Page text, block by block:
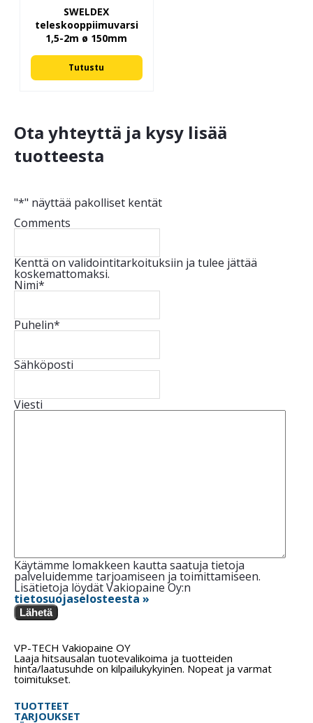
SWELDEX
teleskooppiimuvarsi
1,5-2m ø 150mm
Tutustu
Ota yhteyttä ja kysy lisää
tuotteesta
"*" näyttää pakolliset kentät
Comments
Kenttä on validointitarkoituksiin ja tulee jättää
koskemattomaksi.
Nimi*
Puhelin*
Sähköposti
Viesti
Käytämme lomakkeen kautta saatuja tietoja
palveluidemme tarjoamiseen ja toimittamiseen.
Lisätietoja löydät Vakiopaine Oy:n
tietosuojaselosteesta »
Lähetä
VP-TECH Vakiopaine OY
Laaja hitsausalan tuotevalikoima ja tuotteiden
hinta/laatusuhde on kilpailukykyinen. Nopeat ja varmat
toimitukset.
TUOTTEET
TARJOUKSET